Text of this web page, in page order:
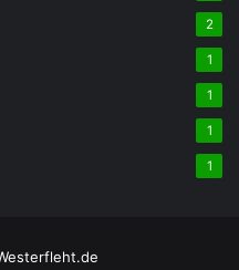
2
1
1
1
1